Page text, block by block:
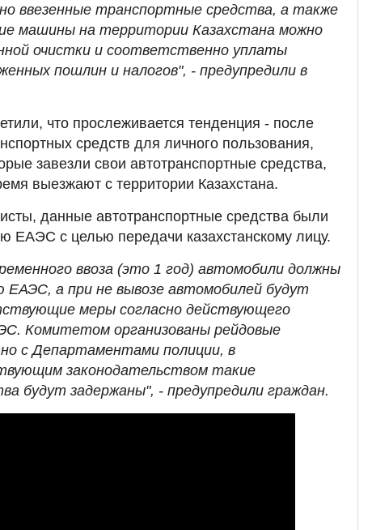
ввезенные транспортные средства, а также
машины на территории Казахстана можно
очистки и соответственно уплаты
пошлин и налогов", - предупредили в
что прослеживается тенденция - после
средств для личного пользования,
завезли свои автотранспортные средства,
выезжают с территории Казахстана.
данные автотранспортные средства были
ЕАЭС с целью передачи казахстанскому лицу.
ввоза (это 1 год) автомобили должны
а при не вывозе автомобилей будут
меры согласно действующего
Комитетом организованы рейдовые
с Департаментами полиции, в
законодательством такие
будут задержаны", - предупредили граждан.